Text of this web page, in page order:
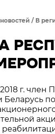
/ В
г.
Беларусь